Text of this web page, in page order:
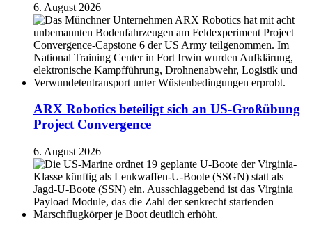
6. August 2026
ARX Robotics beteiligt sich an US-Großübung
Project Convergence
6. August 2026